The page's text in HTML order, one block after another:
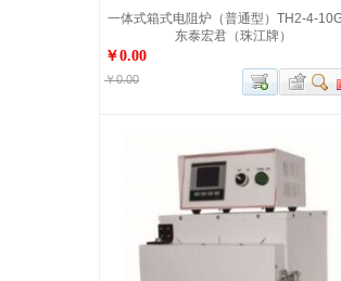
一体式箱式电阻炉（普通型）TH2-4-
东泰宏君（珠江牌）
￥0.00
￥0.00